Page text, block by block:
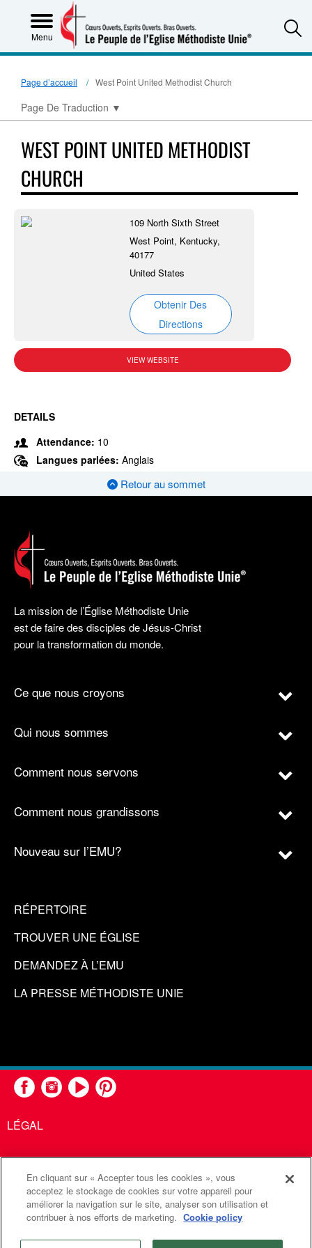
Menu
Page d’accueil West Point United Methodist Church
Page De Traduction ▼
WEST POINT UNITED METHODIST
CHURCH
109 North Sixth Street
West Point, Kentucky,
40177
United States
Obtenir Des
Directions
VIEW WEBSITE
DETAILS
Attendance: 10
Langues parlées: Anglais
Retour au sommet
La mission de l’Église Méthodiste Unie
est de faire des disciples de Jésus-Christ
pour la transformation du monde.
Ce que nous croyons
Qui nous sommes
Comment nous servons
Comment nous grandissons
Nouveau sur l’EMU?
RÉPERTOIRE
TROUVER UNE ÉGLISE
DEMANDEZ À L’EMU
LA PRESSE MÉTHODISTE UNIE
LÉGAL
United Methodist Communications est une agence de l'Église
Méthodiste Unie
Communications Méthodistes Unies. Tous droits
réservés
En cliquant sur « Accepter tous les cookies », vous
acceptez le stockage de cookies sur votre appareil pour
améliorer la navigation sur le site, analyser son utilisation et
contribuer à nos efforts de marketing. Cookie policy